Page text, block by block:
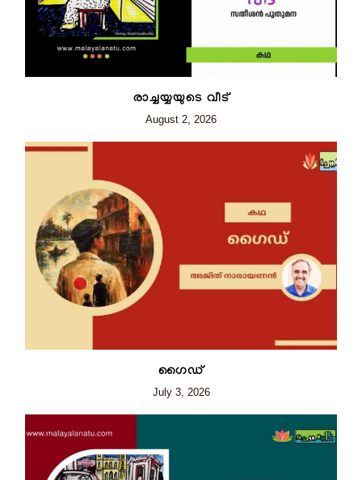
രാച്ചയ്യയുടെ വീട്
August 2, 2026
ഗൈഡ്
July 3, 2026